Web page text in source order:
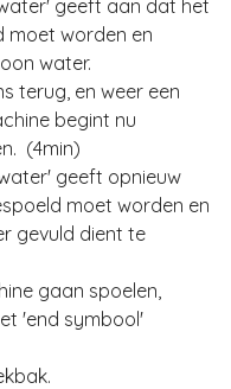
geeft aan dat het
moet worden en
water.
terug, en weer een
begint nu
(4min)
geeft opnieuw
moet worden en
gevuld dient te
gaan spoelen,
'end symbool'